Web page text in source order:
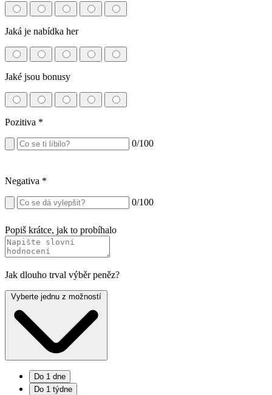
Jaká je nabídka her
Jaké jsou bonusy
Pozitiva *
0/100
Negativa *
0/100
Popiš krátce, jak to probíhalo
Jak dlouho trval výběr peněz?
Vyberte jednu z možností
Do 1 dne
Do 1 týdne